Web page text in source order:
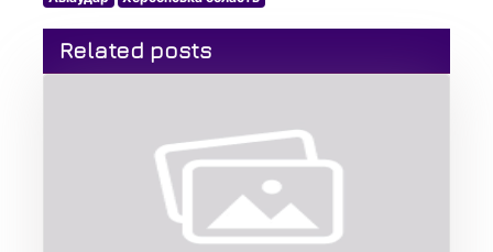
Related posts